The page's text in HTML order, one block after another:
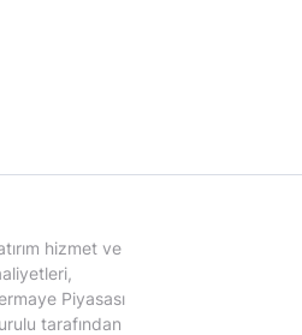
hizmet ve
Piyasası
tarafından